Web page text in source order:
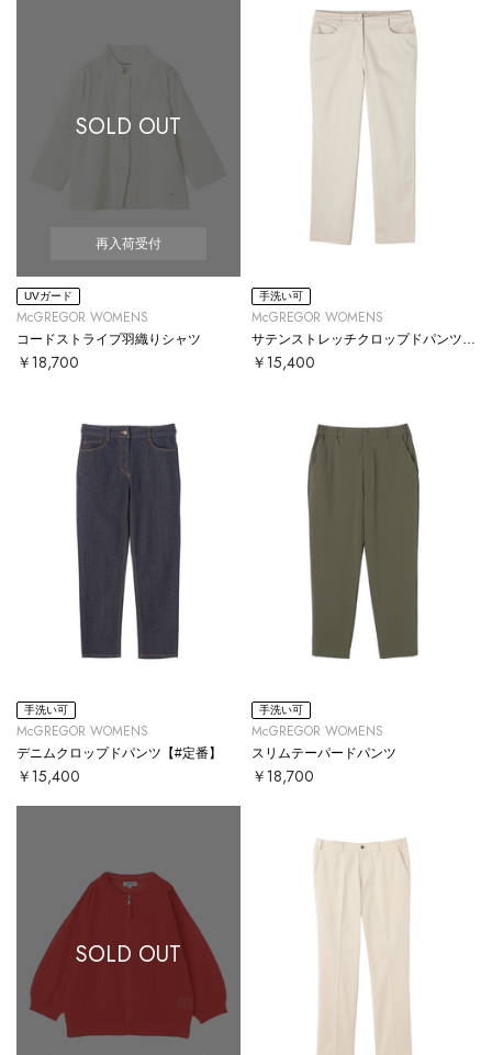
SOLD OUT
再入荷受付
UVガード
McGREGOR WOMENS
コードストライプ羽織りシャツ
￥18,700
手洗い可
McGREGOR WOMENS
￥15,400
手洗い可
McGREGOR WOMENS
デニムクロップドパンツ【#定番】
￥15,400
手洗い可
McGREGOR WOMENS
スリムテーパードパンツ
￥18,700
SOLD OUT